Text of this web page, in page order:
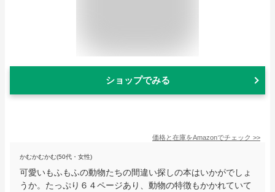
ショップでみる
価格と在庫をAmazonでチェック >>
かむかむかむ(50代・女性)
可愛いもふもふの動物たちの間違い探しの本はいかがでしょ
うか。たっぷり６４ページあり、動物の特徴もかかれていて